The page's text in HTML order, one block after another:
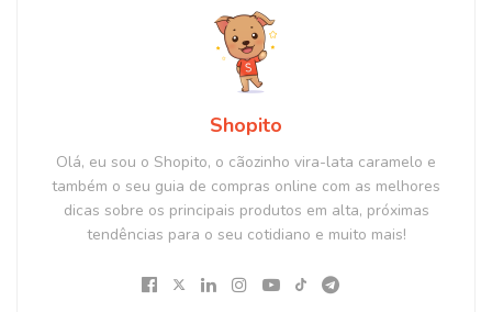
Shopito
Olá, eu sou o Shopito, o cãozinho vira-lata caramelo e
também o seu guia de compras online com as melhores
dicas sobre os principais produtos em alta, próximas
tendências para o seu cotidiano e muito mais!